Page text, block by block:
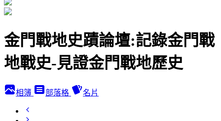
金門戰地史蹟論壇:記錄金門戰
地戰史-見證金門戰地歷史
相簿 部落格 名片